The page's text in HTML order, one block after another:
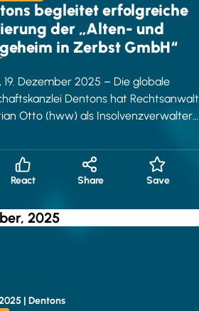
begleitet erfolgreiche
der „Alten- und
in Zerbst GmbH“
19. Dezember 2025 – Die globale
Dentons hat Rechtsanwalt
Otto (hww) als Insolvenzverwalter
React Share Save
2025
| Dentons